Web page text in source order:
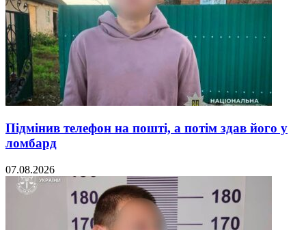
Підмінив телефон на пошті, а потім здав його у
ломбард
07.08.2026